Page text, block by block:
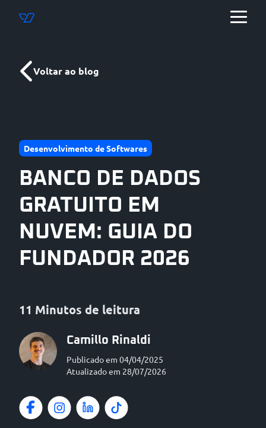
Voltar ao blog
Desenvolvimento de Softwares
BANCO DE DADOS
GRATUITO EM
NUVEM: GUIA DO
FUNDADOR 2026
11 Minutos de leitura
Camillo Rinaldi
Publicado em 04/04/2025
Atualizado em 28/07/2026